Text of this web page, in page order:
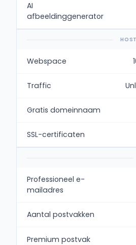
AI
afbeeldinggenerator
Webspace
Traffic
Gratis domeinnaam
SSL-certificaten
Professioneel e-
mailadres
Aantal postvakken
Premium postvak